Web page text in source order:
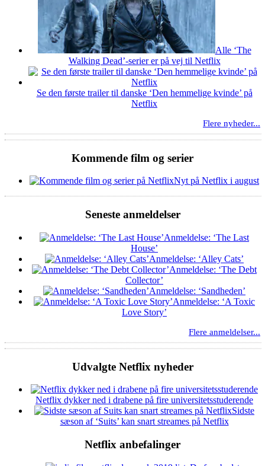
Alle ‘The
Walking Dead’-serier er på vej til Netflix
Se den første trailer til danske ‘Den hemmelige kvinde’ på
Netflix
Flere nyheder...
Kommende film og serier
Nyt på Netflix i august
Seneste anmeldelser
Anmeldelse: ‘The Last
House’
Anmeldelse: ‘Alley Cats’
Anmeldelse: ‘The Debt
Collector’
Anmeldelse: ‘Sandheden’
Anmeldelse: ‘A Toxic
Love Story’
Flere anmeldelser...
Udvalgte Netflix nyheder
Netflix dykker ned i drabene på fire universitetsstuderende
Sidste
sæson af ‘Suits’ kan snart streames på Netflix
Netflix anbefalinger